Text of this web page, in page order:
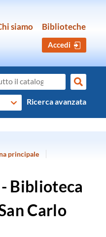
siamo Biblioteche
Accedi
Cerca
Ricerca avanzata
principale
Biblioteca
Carlo